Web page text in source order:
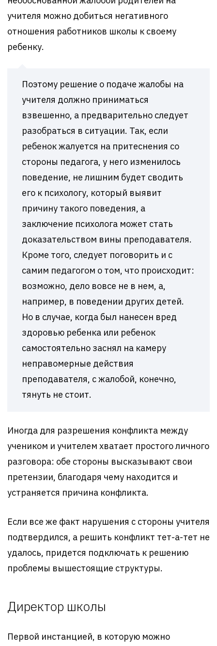
учителя можно добиться негативного
отношения работников школы к своему
ребенку.
Поэтому решение о подаче жалобы на
учителя должно приниматься
взвешенно, а предварительно следует
разобраться в ситуации. Так, если
ребенок жалуется на притеснения со
стороны педагога, у него изменилось
поведение, не лишним будет сводить
его к психологу, который выявит
причину такого поведения, а
заключение психолога может стать
доказательством вины преподавателя.
Кроме того, следует поговорить и с
самим педагогом о том, что происходит:
возможно, дело вовсе не в нем, а,
например, в поведении других детей.
Но в случае, когда был нанесен вред
здоровью ребенка или ребенок
самостоятельно заснял на камеру
неправомерные действия
преподавателя, с жалобой, конечно,
тянуть не стоит.
Иногда для разрешения конфликта между
учеником и учителем хватает простого личного
разговора: обе стороны высказывают свои
претензии, благодаря чему находится и
устраняется причина конфликта.
Если все же факт нарушения с стороны учителя
подтвердился, а решить конфликт тет-а-тет не
удалось, придется подключать к решению
проблемы вышестоящие структуры.
Директор школы
Первой инстанцией, в которую можно